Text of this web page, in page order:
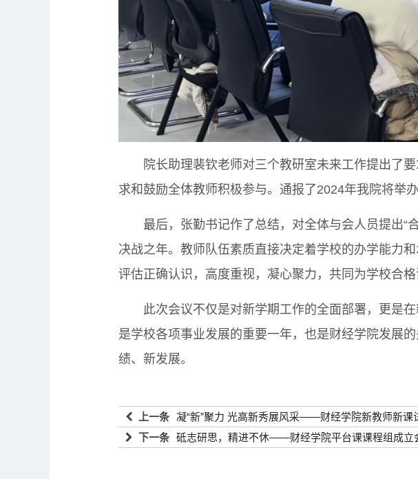
院长助理裴钦老师对三个教研室未来工作提出了要
求和鼓励全体教师积极参与。通报了2024年我院将举
最后，张勤书记作了总结，对全体与会人员提出“
决战之年。教师队伍素质直接决定着学校的办学能力
评估正确认识，高度重视，凝心聚力，共同为学校合格
此次会议不仅是对新学期工作的全面部署，更是在
是学校各项事业发展的重要一年，也是财经学院发展
绩、新发展。
上一条 凝“新”聚力 光高新秀展风采——财经学院新教师新课
下一条 砥志研思，精进不休——财经学院平台课课程组成立